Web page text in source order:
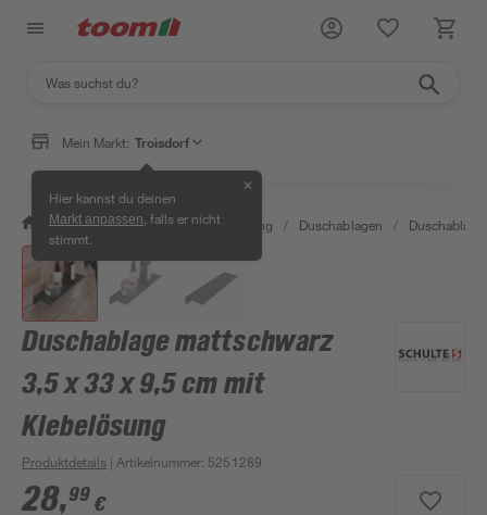
Mein Markt: Troisdorf
Hier kannst du deinen
Markt anpassen , falls er nicht
stimmt.
✕
/ Bad & Sanitär / Bad-Ausstattung / Duschablagen /
Duschablage mattschwarz
3,5 x 33 x 9,5 cm mit
Klebelösung
Produktdetails | Artikelnummer: 5251289
28,99 €